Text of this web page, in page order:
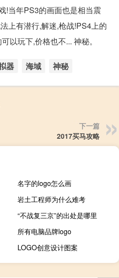
!当年PS3的画面也是相当震
上有潜行,解迷,枪战!PS4上的
以玩下,价格也不... 神秘。
器 海域 神秘
下一篇
2017买马攻略
名字的logo怎么画
岩土工程师为什么难考
“不战复三京”的出处是哪里
所有电脑品牌logo
LOGO创意设计图案